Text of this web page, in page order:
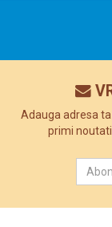
Adauga adresa
primi